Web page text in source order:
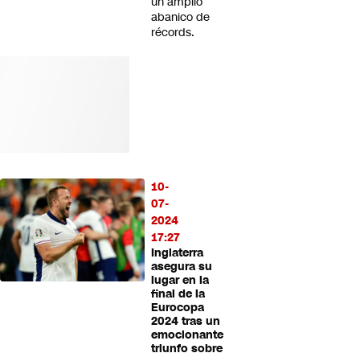
abanico de
récords.
10-
07-
2024
17:27
Inglaterra
asegura su
lugar en la
final de la
Eurocopa
2024 tras un
emocionante
triunfo sobre